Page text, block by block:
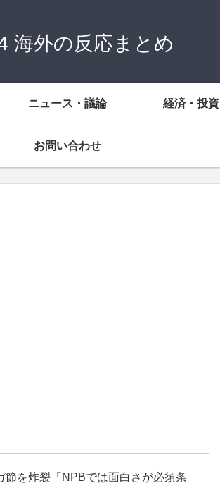
海外の反応まとめ
ニュース・議論 経済・投資
お問い合わせ
節を炸裂「NPBでは面白さが必須条